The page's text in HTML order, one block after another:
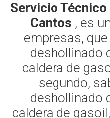
Servicio
Cantos , es
empresas,
deshollinado
caldera de
segundo,
deshollinado
caldera de